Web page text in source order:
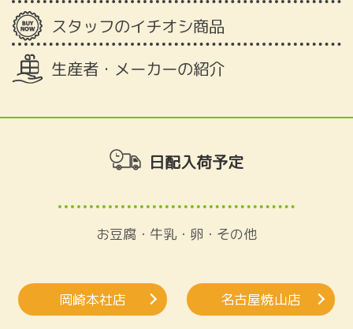
スタッフのイチオシ商品
生産者・メーカーの紹介
日配入荷予定
お豆腐・牛乳・卵・その他
岡崎本社店 名古屋焼山店